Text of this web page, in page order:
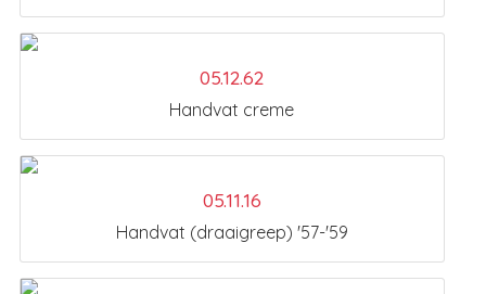
05.12.62
Handvat creme
05.11.16
Handvat (draaigreep) '57-'59